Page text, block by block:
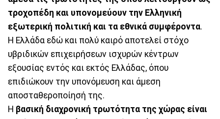
τροχοπέδη και υπονομεύουν την Ελληνική
εξωτερική πολιτική και τα εθνικά συμφέροντα.
Η Ελλάδα εδώ και πολύ καιρό αποτελεί στόχο
υβριδικών επιχειρήσεων ισχυρών κέντρων
εξουσίας εντός και εκτός Ελλάδας, όπου
επιδιώκουν την υπονόμευση και άμεση
αποσταθεροποίησή της.
Η βασική διαχρονική τρωτότητα της χώρας είναι